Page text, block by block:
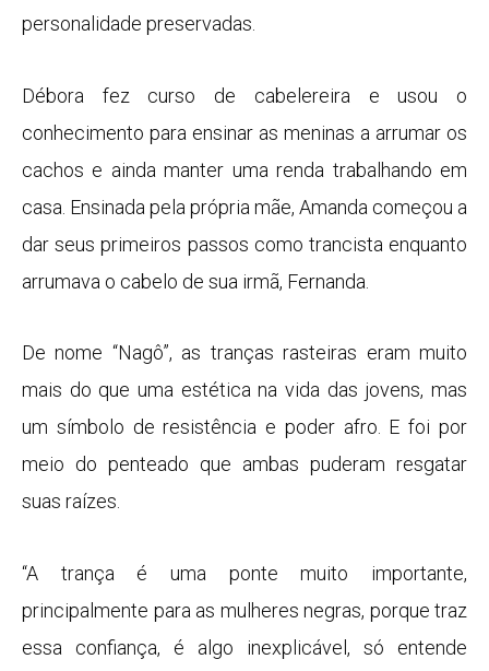
personalidade preservadas.
Débora fez curso de cabelereira e usou o
conhecimento para ensinar as meninas a arrumar os
cachos e ainda manter uma renda trabalhando em
casa. Ensinada pela própria mãe, Amanda começou a
dar seus primeiros passos como trancista enquanto
arrumava o cabelo de sua irmã, Fernanda.
De nome “Nagô”, as tranças rasteiras eram muito
mais do que uma estética na vida das jovens, mas
um símbolo de resistência e poder afro. E foi por
meio do penteado que ambas puderam resgatar
suas raízes.
“A trança é uma ponte muito importante,
principalmente para as mulheres negras, porque traz
essa confiança, é algo inexplicável, só entende